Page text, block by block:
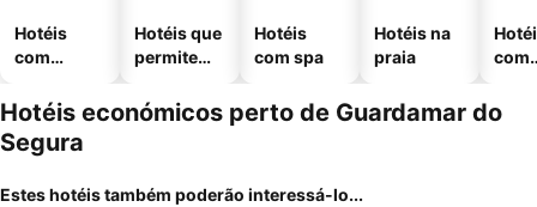
Hotéis
com
Hotéis que
permitem
Hotéis
com spa
Hotéis na
praia
com
Hotéis económicos perto de Guardamar do
Segura
Estes hotéis também poderão interessá-lo...